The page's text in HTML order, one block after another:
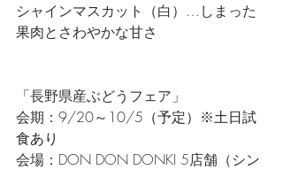
シャインマスカット（白）…しまった
果肉とさわやかな甘さ
「長野県産ぶどうフェア」
会期： 9/20～10/5（予定）※土日試
食あり
会場：DON DON DONKI 5店舗（シン